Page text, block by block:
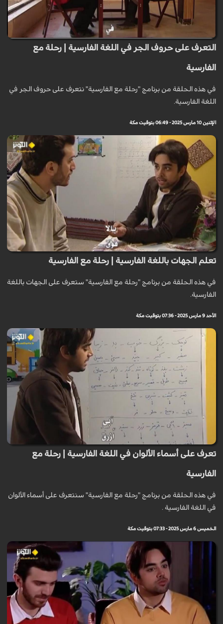
التعرف على حروف الجر في اللغة الفارسية | رحلة مع
الفارسية
في هذه الحلقة من برنامج "رحلة مع الفارسية" نتعرف على حروف الجر في
اللغة الفارسية.
الإثنين 10 مارس 2025 - 06:49 بتوقيت مكة
تعلم الجهات باللغة الفارسية | رحلة مع الفارسية
في هذه الحلقة من برنامج "رحلة مع الفارسية" ستعرف على الجهات باللغة
الفارسية.
الأحد 9 مارس 2025 - 07:36 بتوقيت مكة
تعرف على أسماء الألوان في اللغة الفارسية | رحلة مع
الفارسية
في هذه الحلقة من برنامج "رحلة مع الفارسية" سنتعرف على أسماء الألوان
في اللغة الفارسية .
الخميس 6 مارس 2025 - 07:33 بتوقيت مكة